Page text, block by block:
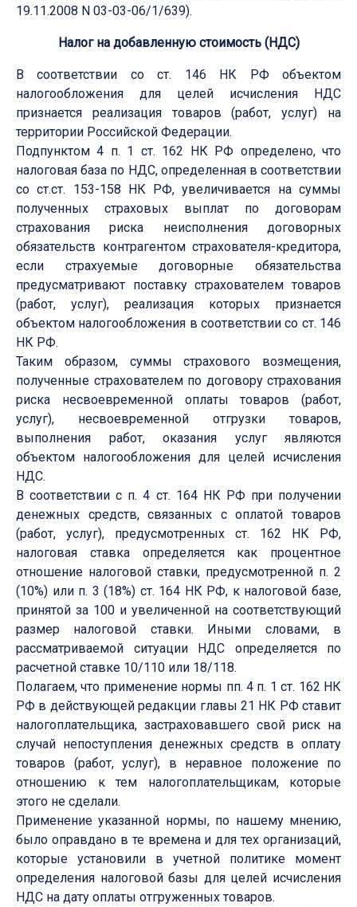
19.11.2008 N 03-03-06/1/639).
Налог на добавленную стоимость (НДС)
В соответствии со ст. 146 НК РФ объектом
налогообложения для целей исчисления НДС
признается реализация товаров (работ, услуг) на
территории Российской Федерации.
Подпунктом 4 п. 1 ст. 162 НК РФ определено, что
налоговая база по НДС, определенная в соответствии
со ст.ст. 153-158 НК РФ, увеличивается на суммы
полученных страховых выплат по договорам
страхования риска неисполнения договорных
обязательств контрагентом страхователя-кредитора,
если страхуемые договорные обязательства
предусматривают поставку страхователем товаров
(работ, услуг), реализация которых признается
объектом налогообложения в соответствии со ст. 146
НК РФ.
Таким образом, суммы страхового возмещения,
полученные страхователем по договору страхования
риска несвоевременной оплаты товаров (работ,
услуг), несвоевременной отгрузки товаров,
выполнения работ, оказания услуг являются
объектом налогообложения для целей исчисления
НДС.
В соответствии с п. 4 ст. 164 НК РФ при получении
денежных средств, связанных с оплатой товаров
(работ, услуг), предусмотренных ст. 162 НК РФ,
налоговая ставка определяется как процентное
отношение налоговой ставки, предусмотренной п. 2
(10%) или п. 3 (18%) ст. 164 НК РФ, к налоговой базе,
принятой за 100 и увеличенной на соответствующий
размер налоговой ставки. Иными словами, в
рассматриваемой ситуации НДС определяется по
расчетной ставке 10/110 или 18/118.
Полагаем, что применение нормы пп. 4 п. 1 ст. 162 НК
РФ в действующей редакции главы 21 НК РФ ставит
налогоплательщика, застраховавшего свой риск на
случай непоступления денежных средств в оплату
товаров (работ, услуг), в неравное положение по
отношению к тем налогоплательщикам, которые
этого не сделали.
Применение указанной нормы, по нашему мнению,
было оправдано в те времена и для тех организаций,
которые установили в учетной политике момент
определения налоговой базы для целей исчисления
НДС на дату оплаты отгруженных товаров.